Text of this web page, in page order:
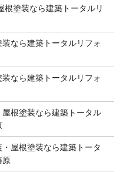
塗装なら建築トータルリ
なら建築トータルリフォ
なら建築トータルリフォ
根塗装なら建築トータル
屋根塗装なら建築トータ
原